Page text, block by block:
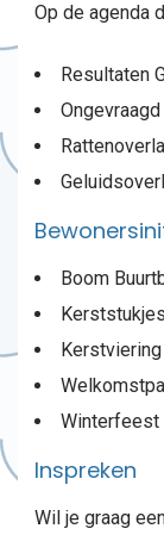
Op de agenda
Resultaten
Boom
Kerstviering
Winterfeest
Inspreken
Wil je graag